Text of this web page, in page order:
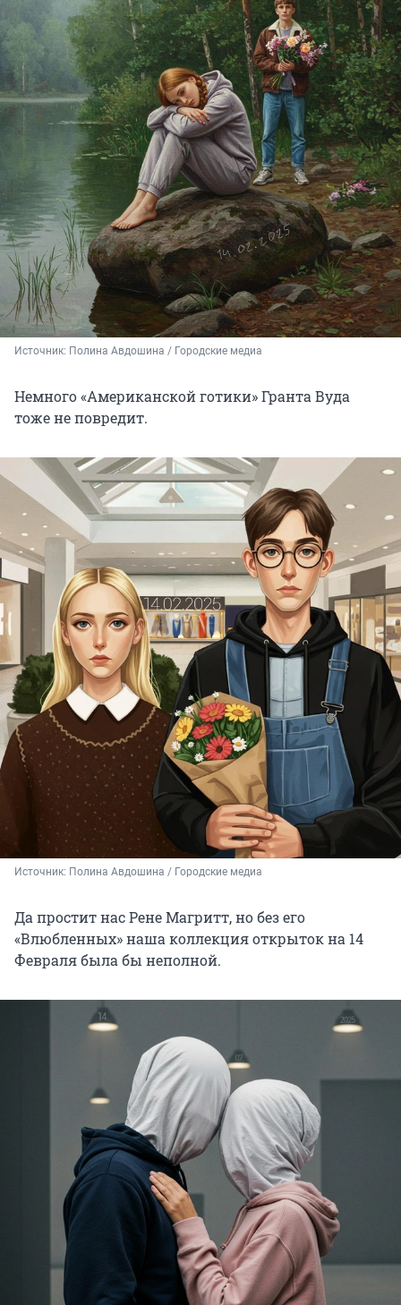
Источник: Полина Авдошина / Городские медиа
Немного «Американской готики» Гранта Вуда
тоже не повредит.
Источник: Полина Авдошина / Городские медиа
Да простит нас Рене Магритт, но без его
«Влюбленных» наша коллекция открыток на 14
Февраля была бы неполной.